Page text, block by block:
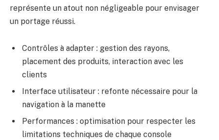
représente un atout non négligeable pour envisager
un portage réussi.
Contrôles à adapter : gestion des rayons,
placement des produits, interaction avec les
clients
Interface utilisateur : refonte nécessaire pour la
navigation à la manette
Performances : optimisation pour respecter les
limitations techniques de chaque console